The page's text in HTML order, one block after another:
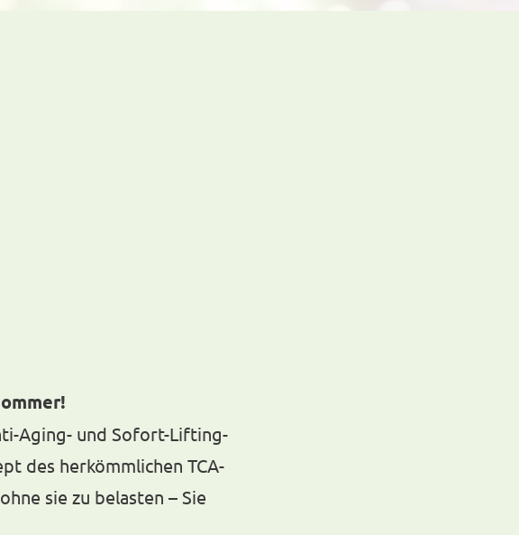
Aging- und Sofort-Lifting-
des herkömmlichen TCA-
sie zu belasten – Sie